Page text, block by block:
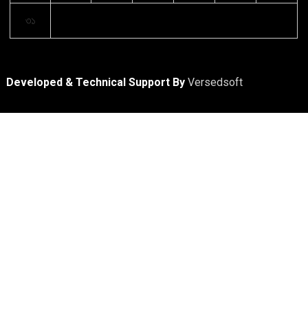
৩১
Developed & Technical Support ByVersedsoft